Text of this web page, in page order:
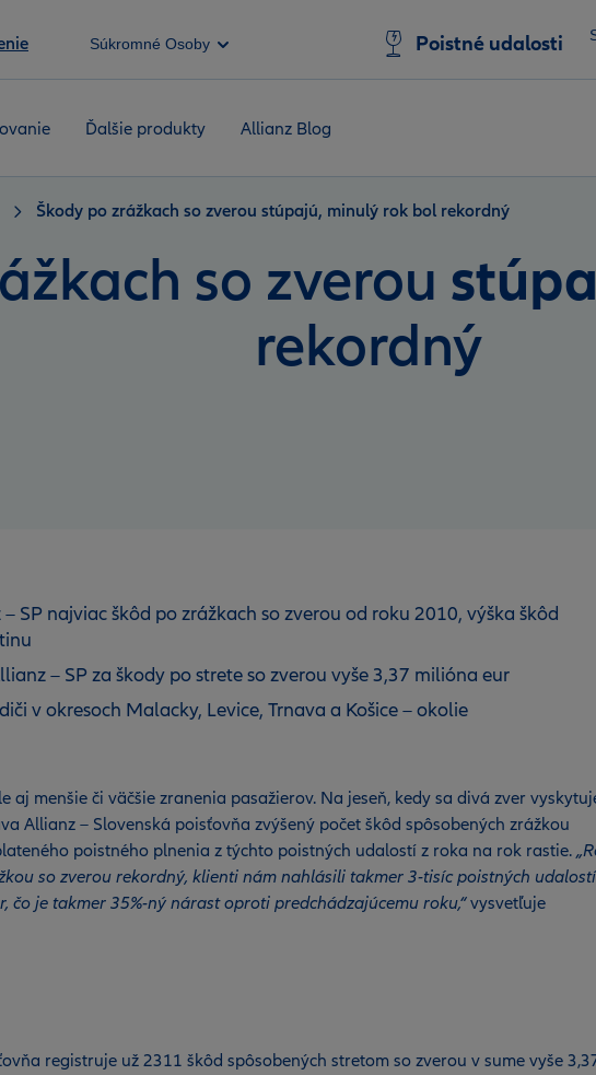
Súkromné Osoby Poistné udalosti
Ďalšie produkty Allianz Blog
Škody po zrážkach so zverou stúpajú, minulý rok bol rekordný
so zverou
rekordný
SP najviac škôd po zrážkach so zverou od roku 2010, výška škôd
– SP za škody po strete so zverou vyše 3,37 milióna eur
v okresoch Malacky, Levice, Trnava a Košice – okolie
aj menšie či väčšie zranenia pasažierov. Na jeseň, kedy sa divá zver
Allianz – Slovenská poisťovňa zvýšený počet škôd spôsobených zrážkou
poistného plnenia z týchto poistných udalostí z roka na rok rastie.
so zverou rekordný, klienti nám nahlásili takmer 3-tisíc poistných
je takmer 35%-ný nárast oproti predchádzajúcemu roku,“vysvetľuje
registruje už 2311 škôd spôsobených stretom so zverou v sume vyše